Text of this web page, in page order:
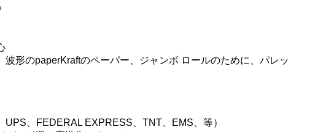
波形のpaperKraftのペーパー、
ジャンボ ロールのために、パレッ
、FEDERAL EXPRESS、TNT、EMS、等）